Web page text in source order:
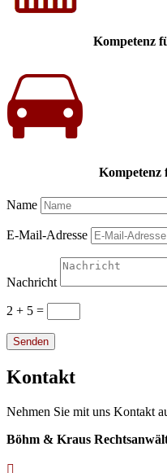
Kompetenz
Kompetenz
Name
E-Mail-Adresse
Nachricht
2 + 5 =
Senden
Kontakt
Nehmen Sie mit uns Kontakt
Böhm & Kraus
